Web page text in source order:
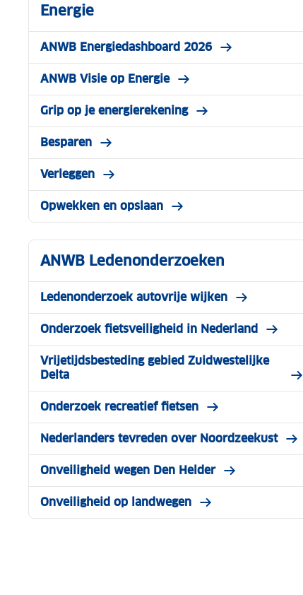
Energie
ANWB Energiedashboard 2026
ANWB Visie op Energie
Grip op je energierekening
Besparen
Verleggen
Opwekken en opslaan
ANWB Ledenonderzoeken
Ledenonderzoek autovrije wijken
Onderzoek fietsveiligheid in Nederland
Vrijetijdsbesteding gebied Zuidwestelijke
Delta
Onderzoek recreatief fietsen
Nederlanders tevreden over Noordzeekust
Onveiligheid wegen Den Helder
Onveiligheid op landwegen